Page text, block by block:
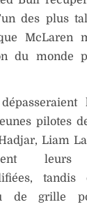
des plus
McLaren
du monde
pilotes
Liam
leurs
tandis
de grille